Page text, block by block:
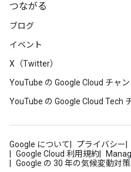
つながる
ブログ
イベント
X（Twitter）
YouTube の Google Cloud チャ
YouTube の Google Cloud Tech
Google について プライバシー
Google Cloud 利用規約
Google の 30 年の気候変動対